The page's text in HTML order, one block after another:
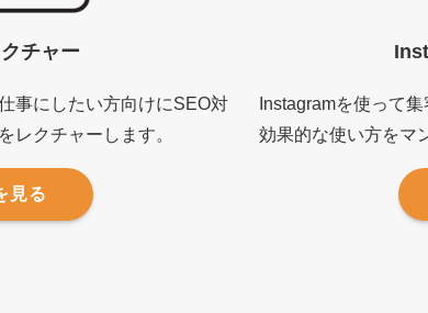
チャー
事にしたい方向けにSEO対
レクチャーします。
見る
Instagramを使って
効果的な使い方をマ